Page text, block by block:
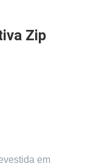
Zip
em